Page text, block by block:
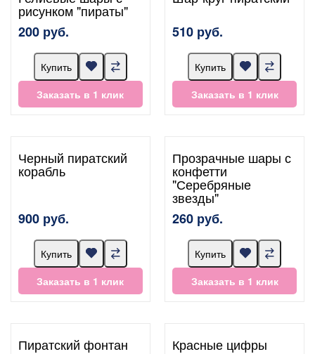
рисунком "пираты"
200 руб.
Купить
Заказать в 1 клик
510 руб.
Купить
Заказать в 1 клик
Черный пиратский
корабль
900 руб.
Купить
Заказать в 1 клик
Прозрачные шары с
конфетти
"Серебряные
звезды"
260 руб.
Купить
Заказать в 1 клик
Пиратский фонтан
Красные цифры